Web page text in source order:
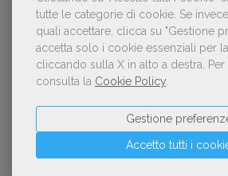
tutte le categorie di cookie. Se
quali accettare, clicca su "Gestione
accetta solo i cookie essenziali per
cliccando sulla X in alto a destra.
consulta la Cookie Policy
Accetto tutti i
Gestione
Forse è il momento di
sull’intelligenza artificiale
sospetto utilizzo dell’IA